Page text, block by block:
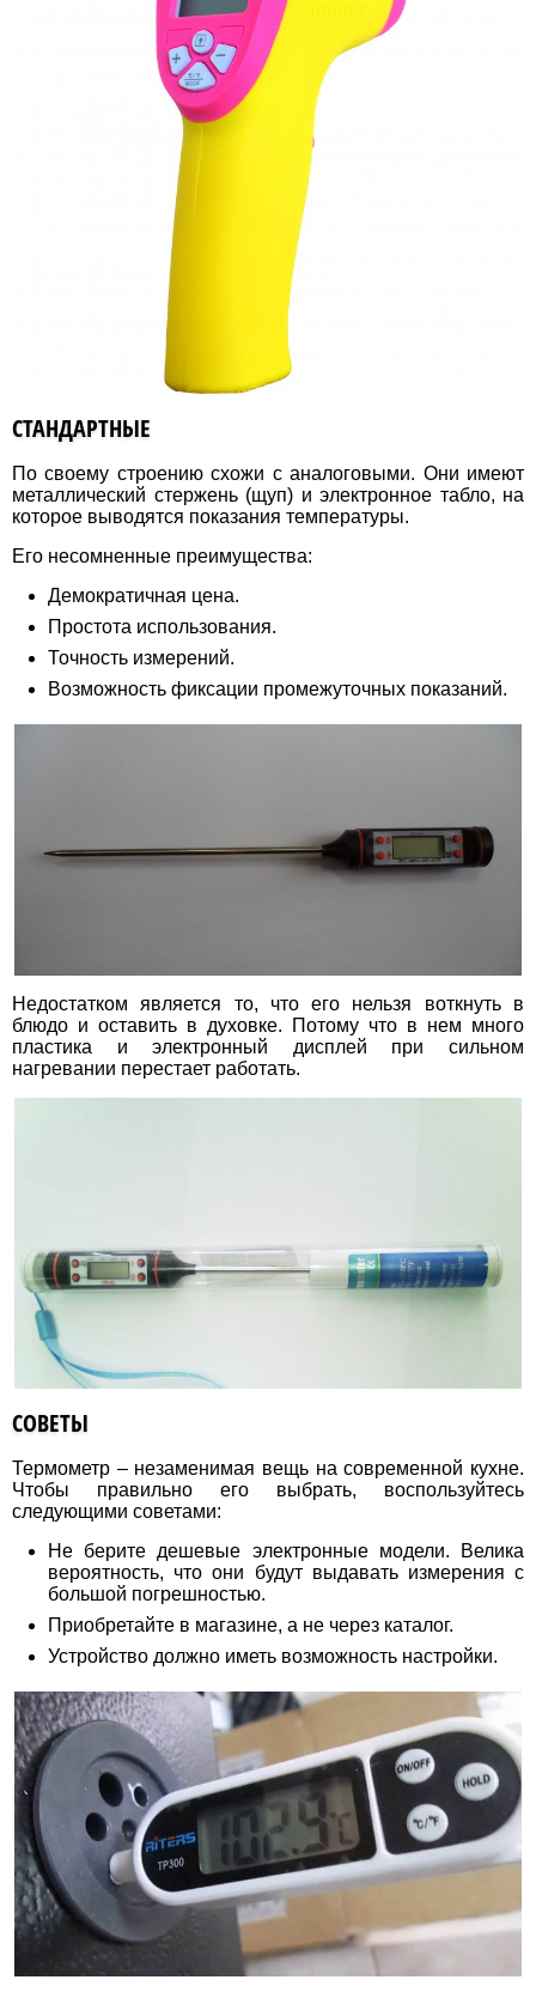
СТАНДАРТНЫЕ
По своему строению схожи с аналоговыми. Они имеют
металлический стержень (щуп) и электронное табло, на
которое выводятся показания температуры.
Его несомненные преимущества:
Демократичная цена.
Простота использования.
Точность измерений.
Возможность фиксации промежуточных показаний.
Недостатком является то, что его нельзя воткнуть в
блюдо и оставить в духовке. Потому что в нем много
пластика и электронный дисплей при сильном
нагревании перестает работать.
СОВЕТЫ
Термометр – незаменимая вещь на современной кухне.
Чтобы правильно его выбрать, воспользуйтесь
следующими советами:
Не берите дешевые электронные модели. Велика
вероятность, что они будут выдавать измерения с
большой погрешностью.
Приобретайте в магазине, а не через каталог.
Устройство должно иметь возможность настройки.